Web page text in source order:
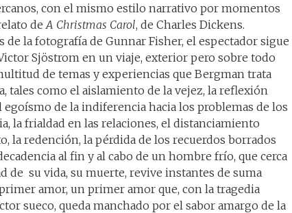
con el mismo estilo narrativo por momentos
de A Christmas Carol, de Charles Dickens.
de la fotografía de Gunnar Fisher, el espectador sigue
Sjöstrom en un viaje, exterior pero sobre todo
de temas y experiencias que Bergman trata
tales como el aislamiento de la vejez, la reflexión
egoísmo de la indiferencia hacia los problemas de los
la frialdad en las relaciones, el distanciamiento
la redención, la pérdida de los recuerdos borrados
al fin y al cabo de un hombre frío, que cerca
de su vida, su muerte, revive instantes de suma
amor, un primer amor que, con la tragedia
sueco, queda manchado por el sabor amargo de la